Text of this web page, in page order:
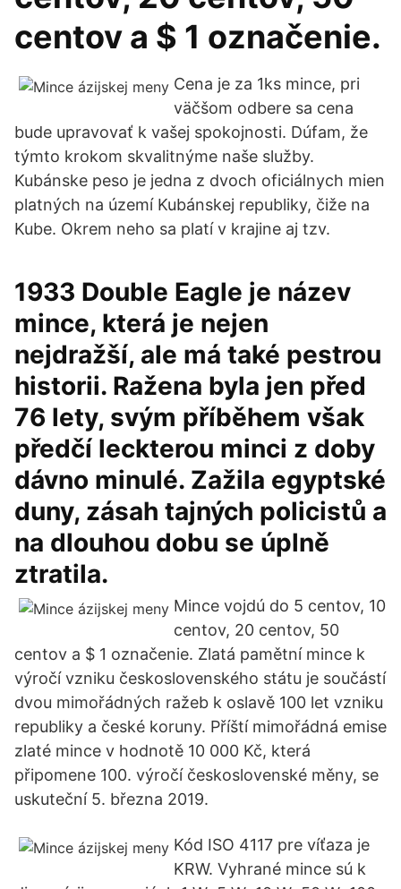
centov a $ 1 označenie.
Cena je za 1ks mince, pri
väčšom odbere sa cena
bude upravovať k vašej spokojnosti. Dúfam, že
týmto krokom skvalitnýme naše služby.
Kubánske peso je jedna z dvoch oficiálnych mien
platných na území Kubánskej republiky, čiže na
Kube. Okrem neho sa platí v krajine aj tzv.
1933 Double Eagle je název
mince, která je nejen
nejdražší, ale má také pestrou
historii. Ražena byla jen před
76 lety, svým příběhem však
předčí leckterou minci z doby
dávno minulé. Zažila egyptské
duny, zásah tajných policistů a
na dlouhou dobu se úplně
ztratila.
Mince vojdú do 5 centov, 10
centov, 20 centov, 50
centov a $ 1 označenie. Zlatá pamětní mince k
výročí vzniku československého státu je součástí
dvou mimořádných ražeb k oslavě 100 let vzniku
republiky a české koruny. Příští mimořádná emise
zlaté mince v hodnotě 10 000 Kč, která
připomene 100. výročí československé měny, se
uskuteční 5. března 2019.
Kód ISO 4117 pre víťaza je
KRW. Vyhrané mince sú k